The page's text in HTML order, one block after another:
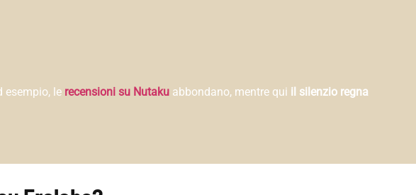
esempio, le recensioni su Nutaku abbondano, mentre qui
il silenzio regna